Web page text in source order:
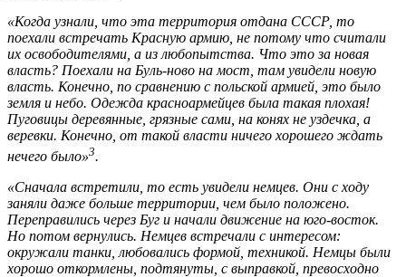
«Когда узнали, что эта территория отдана СССР, то
поехали встречать Красную армию, не потому что считали
их освободителями, а из любопытства. Что это за новая
власть? Поехали на Буль-ново на мост, там увидели новую
власть. Конечно, по сравнению с польской армией, это было
земля и небо. Одежда красноармейцев была такая плохая!
Пуговицы деревянные, грязные сами, на конях не уздечка, а
веревки. Конечно, от такой власти ничего хорошего ждать
нечего было»3.
«Сначала встретили, то есть увидели немцев. Они с ходу
заняли даже больше территории, чем было положено.
Переправились через Буг и начали движение на юго-восток.
Но потом вернулись. Немцев встречали с интересом:
окружали танки, любовались формой, техникой. Немцы были
хорошо откормлены, подтянуты, с выправкой, превосходно